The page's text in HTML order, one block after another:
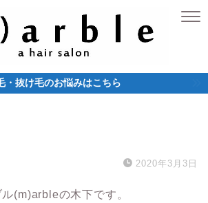
・抜け毛のお悩みはこちら
2020年3月3日
(m)arbleの木下です。